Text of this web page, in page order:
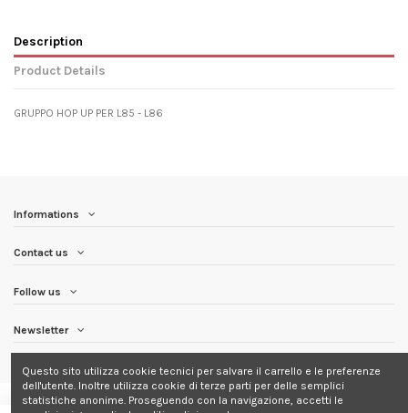
Description
Product Details
GRUPPO HOP UP PER L85 - L86
Informations
Contact us
Follow us
Newsletter
Questo sito utilizza cookie tecnici per salvare il carrello e le preferenze
dell'utente. Inoltre utilizza cookie di terze parti per delle semplici
statistiche anonime. Proseguendo con la navigazione, accetti le